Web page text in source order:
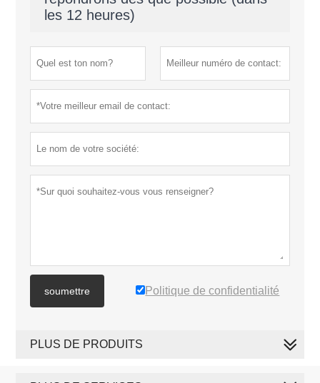
les 12 heures)
soumettre Politique de confidentialité
PLUS DE PRODUITS